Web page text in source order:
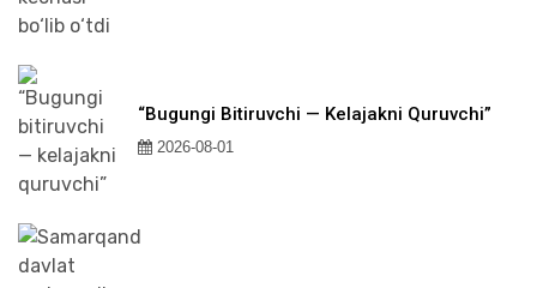
“Bugungi Bitiruvchi — Kelajakni Quruvchi”
2026-08-01